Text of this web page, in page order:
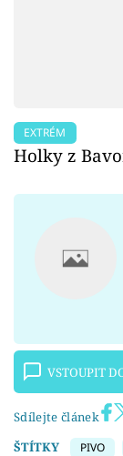
EXTRÉM
Holky z
VSTOUPIT
Sdílejte článek
ŠTÍTKY
PIVO